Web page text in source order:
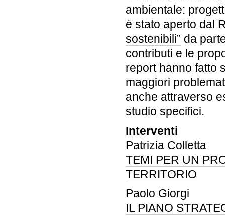
ambientale:
è stato aperto dal
sostenibili” da
contributi e le
report hanno fatto
maggiori
anche attraverso
studio specifici.
Interventi
Patrizia Colletta
TEMI PER UN
TERRITORIO
Paolo Giorgi
IL PIANO